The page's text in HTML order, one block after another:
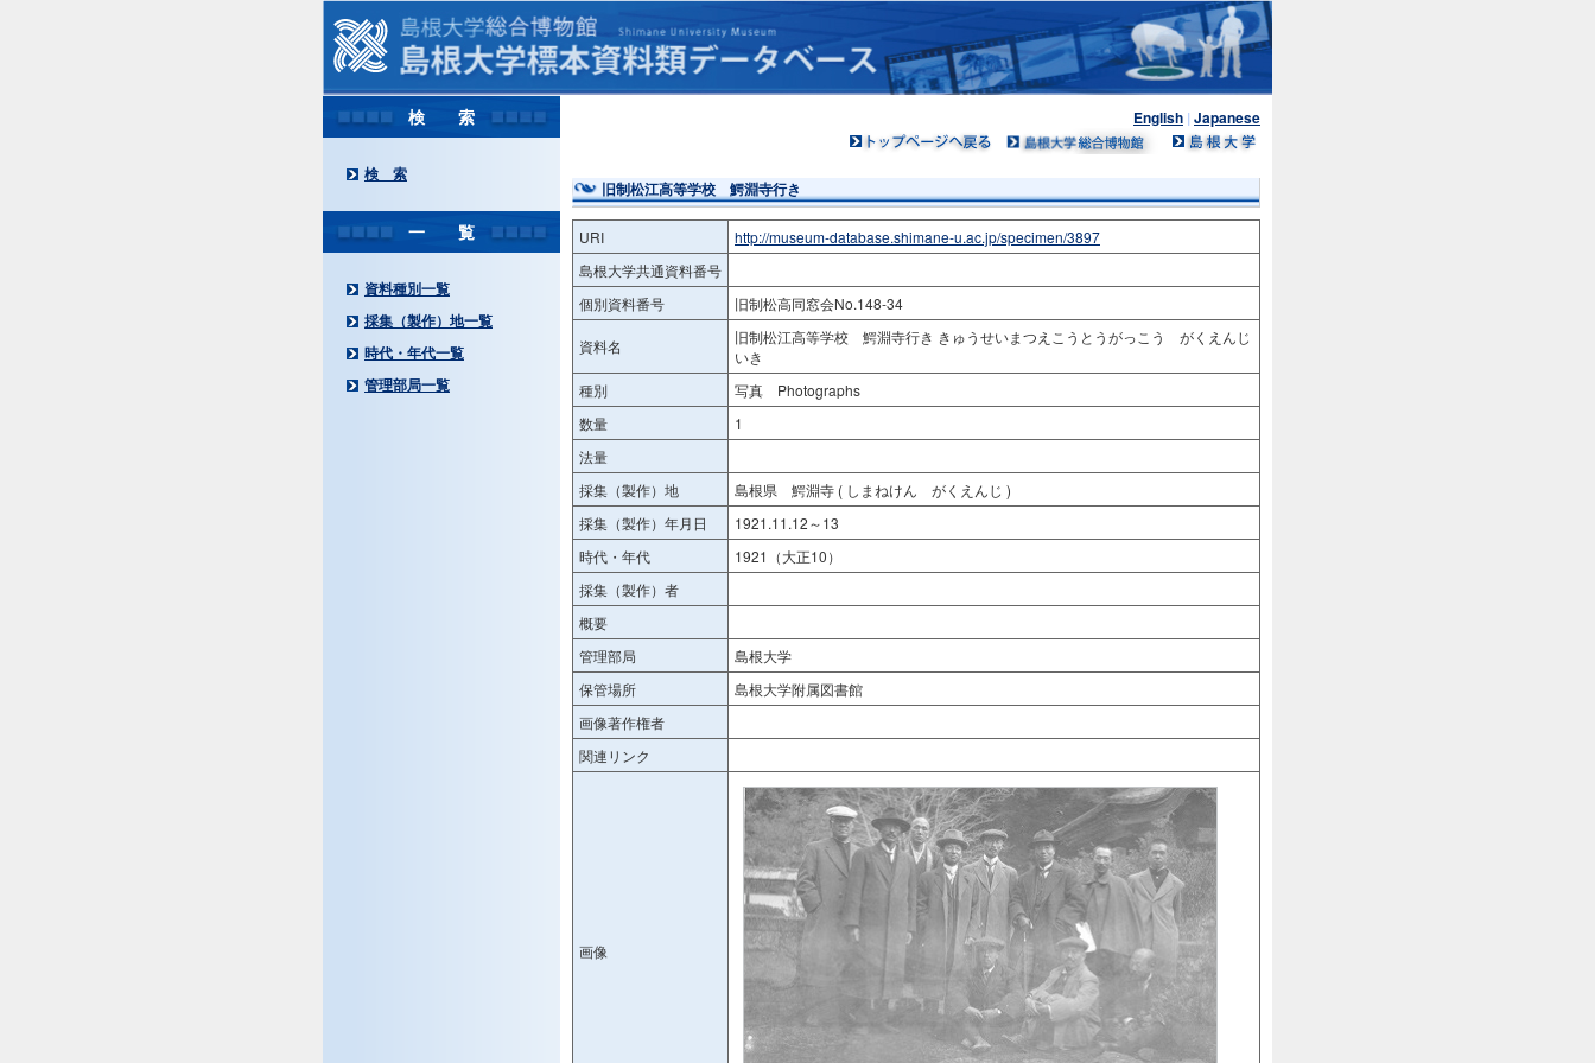
検 索
検 索
一 覧
資料種別一覧
採集（製作）地一覧
時代・年代一覧
管理部局一覧
English | Japanese
旧制松江高等学校 鰐淵寺行き
URI
http://museum-database.shimane-u.ac.jp/specimen/3897
島根大学共通資料番号
個別資料番号
旧制松高同窓会No.148-34
資料名
旧制松江高等学校 鰐淵寺行き きゅうせいまつえこうとうがっこう がくえんじ
いき
種別
写真 Photographs
数量
1
法量
採集（製作）地
島根県 鰐淵寺 ( しまねけん がくえんじ )
採集（製作）年月日
1921.11.12～13
時代・年代
1921（大正10）
採集（製作）者
概要
管理部局
島根大学
保管場所
島根大学附属図書館
画像著作権者
関連リンク
画像